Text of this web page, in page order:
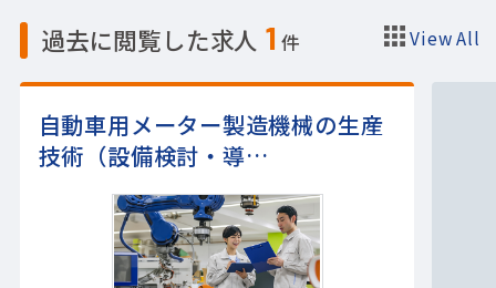
過去に閲覧した求人 1 件 View All
自動車用メーター製造機械の生産
技術（設備検討・導…